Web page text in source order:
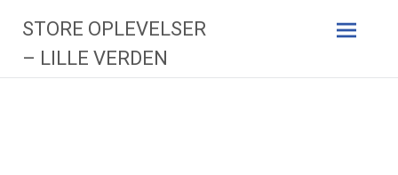
indhold
STORE OPLEVELSER
– LILLE VERDEN